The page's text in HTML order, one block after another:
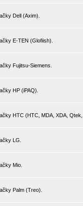
Dell (Axim).
E-TEN (Glofiish).
Fujitsu-Siemens.
HP (iPAQ).
HTC (HTC, MDA, XDA,
LG.
Mio.
Palm (Treo).